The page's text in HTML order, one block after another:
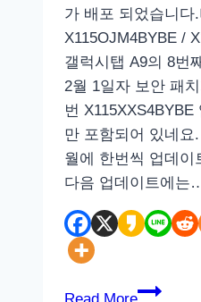
가 배포 되었습니다
X115OJM4BYBE /
갤럭시탭 A9의 8번
2월 1일자 보안 패
번
만 포함되어 있네요
월에 한번씩 업데이
다음 업데이트에는
삼